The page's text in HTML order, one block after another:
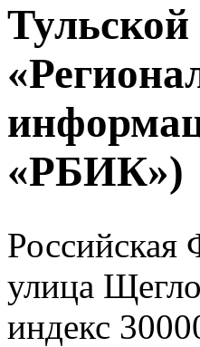
Тульской
«РБИК»)
Российская
улица
индекс